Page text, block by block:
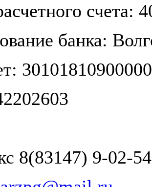
счета:
банка:
8(83147) 9-02-54